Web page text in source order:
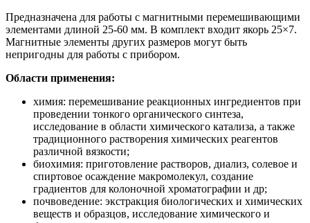
Предназначена для работы с магнитными перемешивающими
элементами длиной 25-60 мм. В комплект входит якорь 25×7.
Магнитные элементы других размеров могут быть
непригодны для работы с прибором.
Области применения:
химия: перемешивание реакционных ингредиентов при
проведении тонкого органического синтеза,
исследование в области химического катализа, а также
традиционного растворения химических реагентов
различной вязкости;
биохимия: приготовление растворов, диализ, солевое и
спиртовое осаждение макромолекул, создание
градиентов для колоночной хроматографии и др;
почвоведение: экстракция биологических и химических
веществ и образцов, исследование химического и